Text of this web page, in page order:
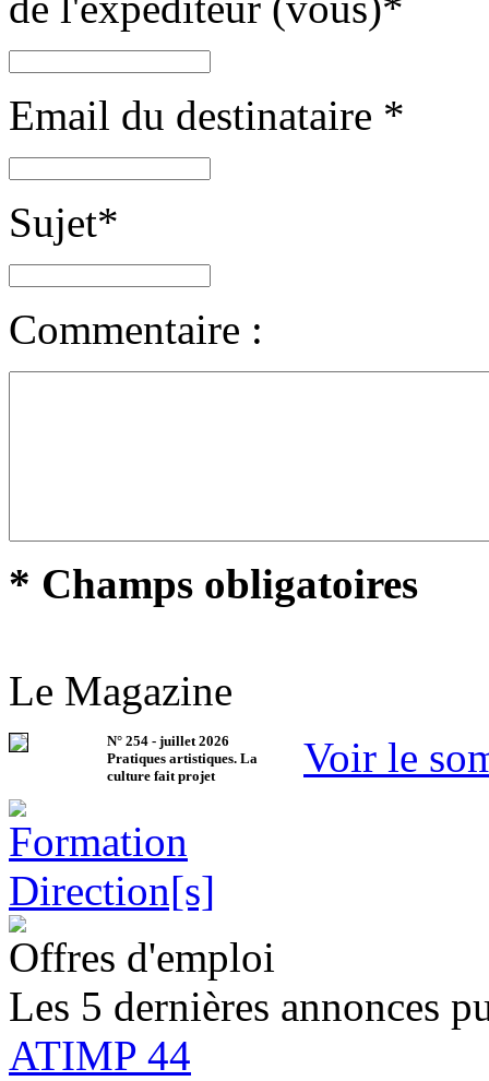
Email du destinataire *
Sujet*
Commentaire :
* Champs obligatoires
Le Magazine
N° 254 - juillet 2026
Pratiques artistiques. La
culture fait projet
Voir le
Offres d'emploi
Les 5 dernières annonces
ATIMP 44